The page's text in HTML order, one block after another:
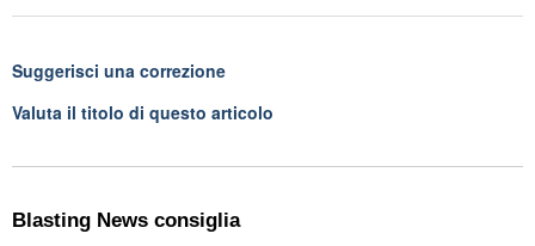
Suggerisci una correzione
Valuta il titolo di questo articolo
Blasting News consiglia